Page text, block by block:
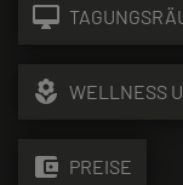
desktop_mac
local_florist WELLNESS
account_balance_wallet PREISE